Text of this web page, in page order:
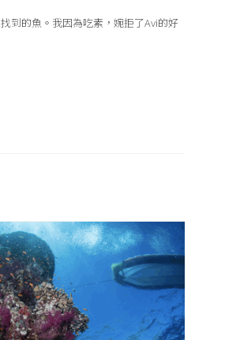
到的魚。我因為吃素，婉拒了Avi的好